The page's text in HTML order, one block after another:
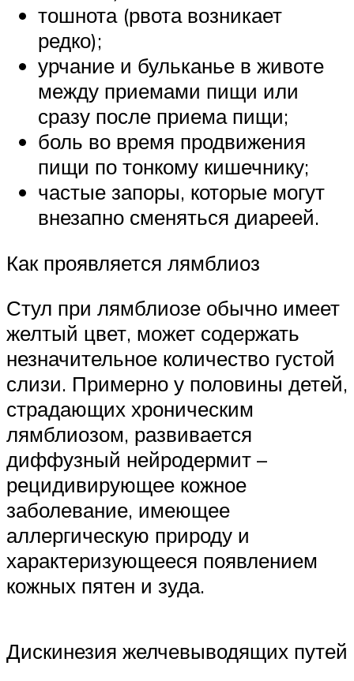
тошнота (рвота возникает
редко);
урчание и бульканье в животе
между приемами пищи или
сразу после приема пищи;
боль во время продвижения
пищи по тонкому кишечнику;
частые запоры, которые могут
внезапно сменяться диареей.
Как проявляется лямблиоз
Стул при лямблиозе обычно имеет
желтый цвет, может содержать
незначительное количество густой
слизи. Примерно у половины детей,
страдающих хроническим
лямблиозом, развивается
диффузный нейродермит –
рецидивирующее кожное
заболевание, имеющее
аллергическую природу и
характеризующееся появлением
кожных пятен и зуда.
Дискинезия желчевыводящих путей